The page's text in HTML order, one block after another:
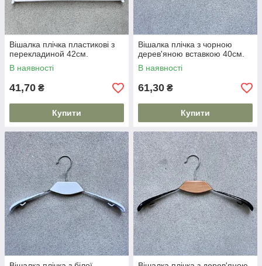
Вішалка плічка пластикові з
перекладиной 42см.
В наявності
41,70 ₴
Купити
Вішалка плічка з чорною
дерев'яною вставкою 40см.
В наявності
61,30 ₴
Купити